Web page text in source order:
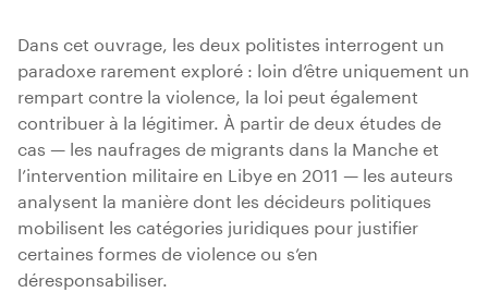
Dans cet ouvrage, les deux politistes interrogent un
paradoxe rarement exploré : loin d’être uniquement un
rempart contre la violence, la loi peut également
contribuer à la légitimer. À partir de deux études de
cas — les naufrages de migrants dans la Manche et
l’intervention militaire en Libye en 2011 — les auteurs
analysent la manière dont les décideurs politiques
mobilisent les catégories juridiques pour justifier
certaines formes de violence ou s’en
déresponsabiliser.